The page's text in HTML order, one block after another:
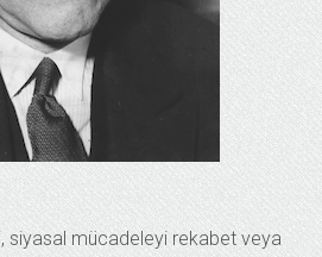
siyasal mücadeleyi rekabet veya